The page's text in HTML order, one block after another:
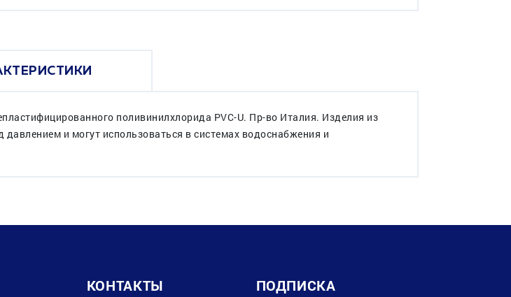
поливинилхлорида PVC-U. Пр-во Италия. Изделия из
и могут использоваться в системах водоснабжения и
КОНТАКТЫ ПОДПИСКА